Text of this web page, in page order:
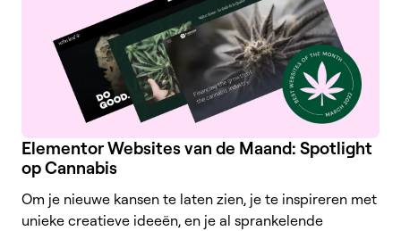
Elementor Websites van de Maand: Spotlight
op Cannabis
Om je nieuwe kansen te laten zien, je te inspireren met
unieke creatieve ideeën, en je al sprankelende